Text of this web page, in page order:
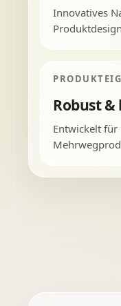
Innovatives
Robust
Entwickelt